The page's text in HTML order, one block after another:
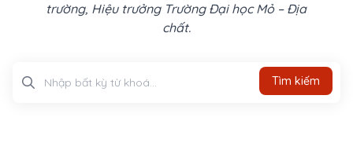
trường, Hiệu trưởng Trường Đại học Mỏ – Địa
chất.
Tìm kiếm